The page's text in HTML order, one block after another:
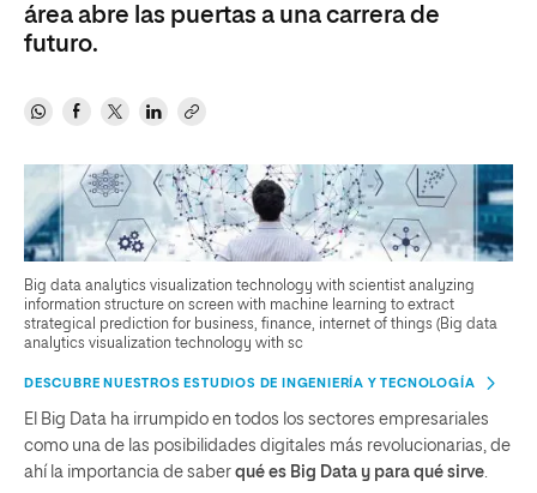
área abre las puertas a una carrera de
futuro.
Big data analytics visualization technology with scientist analyzing
information structure on screen with machine learning to extract
strategical prediction for business, finance, internet of things (Big data
analytics visualization technology with sc
DESCUBRE NUESTROS ESTUDIOS DE INGENIERÍA Y TECNOLOGÍA
El Big Data ha irrumpido en todos los sectores empresariales
como una de las posibilidades digitales más revolucionarias, de
ahí la importancia de saber qué es Big Data y para qué sirve